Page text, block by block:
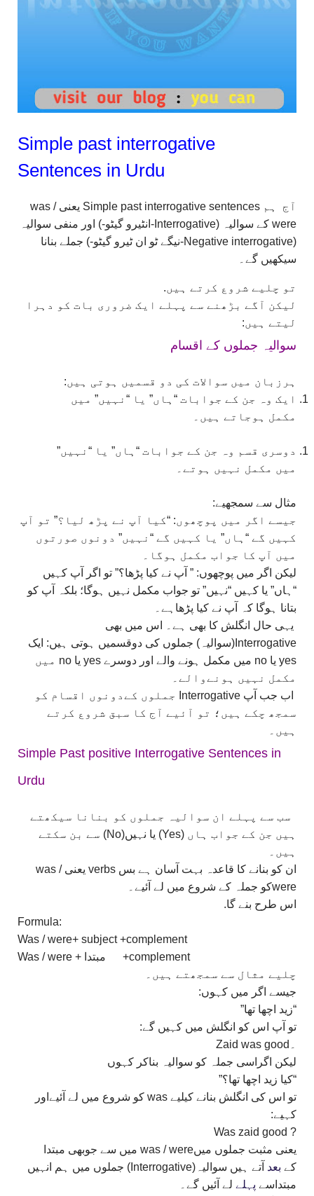
Simple past interrogative
Sentences in Urdu
آج ہم Simple past interrogative sentences یعنی was /
were کے سوالیہ (Interrogative-انٹیرو گیٹو-) اور منفی سوالیہ
(Negative interrogative-نیگے ٹو ان ٹیرو گیٹو-) جملے بنانا
سیکھیں گے۔
تو چلیے شروع کرتے ہیں.
لیکن آگے بڑھنے سے پہلے ایک ضروری بات کو دہرا
لیتے ہیں:
سوالیہ جملوں کے اقسام
ہرزبان میں سوالات کی دو قسمیں ہوتی ہیں:
ایک وہ جن کے جوابات “ہاں” یا “نہیں” میں
مکمل ہوجاتے ہیں۔
دوسری قسم وہ جن کے جوابات “ہاں” یا “نہیں”
میں مکمل نہیں ہوتے۔
مثال سے سمجھیے:
جیسے اگر میں پوچھوں: “کیا آپ نے پڑھ لیا؟” تو آپ
کہیں گے “ہاں” یا کہیں گے “نہیں” دونوں صورتوں
میں آپ کا جواب مکمل ہوگا۔
لیکن اگر میں پوچھوں: ” آپ نے کیا پڑھا؟” تو اگر آپ کہیں
“ہاں” یا کہیں “نہیں” تو جواب مکمل نہیں ہوگا؛ بلکہ آپ کو
بتانا ہوگا کہ آپ نے کیا پڑھاہے۔
یہی حال انگلش کا بھی ہے۔ اس میں بھی
Interrogative(سوالیہ) جملوں کی دوقسمیں ہوتی ہیں: ایک
yes یا no میں مکمل ہونے والے اور دوسرے yes یا no میں
مکمل نہیں ہونےوالے۔
اب جب آپ Interrogative جملوں کےدونوں اقسام کو
سمجھ چکے ہیں؛ تو آئیے آج کا سبق شروع کرتے
ہیں۔
Simple Past positive Interrogative Sentences in
Urdu
سب سے پہلے ان سوالیہ جملوں کو بنانا سیکھتے
ہیں جن کے جواب ہاں (Yes) یا نہیں(No) سے بن سکتے
ہیں۔
ان کو بنانے کا قاعدہ بہت آسان ہے بس verbs یعنی was /
wereکو جملہ کے شروع میں لے آئیے۔
اس طرح بنے گا.
Formula:
Was / were+ subject +complement
Was / were + مبتدا +complement
چلیے مثال سے سمجھتے ہیں۔
جیسے اگر میں کہوں:
“زید اچھا تھا”
تو آپ اس کو انگلش میں کہیں گے:
لیکن اگراسی جملہ کو سوالیہ بناکر کہوں
“کیا زید اچھا تھا؟”
تو اس کی انگلش بنانے کیلیے was کو شروع میں لے آئیےاور
کہیے:
? Was zaid good
یعنی مثبت جملوں میںwas / were میں سے جوبھی مبتدا
کے بعد
آتے ہیں سوالیہ(Interrogative) جملوں میں ہم انہیں
مبتداسے پہلے لے آئیں گے۔